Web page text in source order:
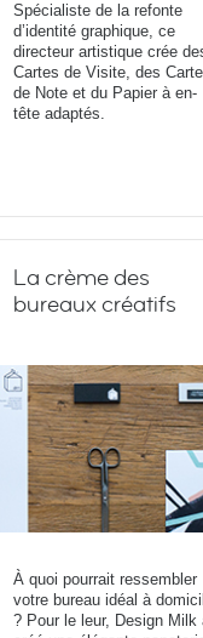
Spécialiste de la refonte
d’identité graphique, ce
directeur artistique crée
Cartes de Visite, des
de Note et du Papier à en-
tête adaptés.
La crème des
bureaux créatifs
À quoi pourrait ressembler
votre bureau idéal à
? Pour le leur, Design Milk